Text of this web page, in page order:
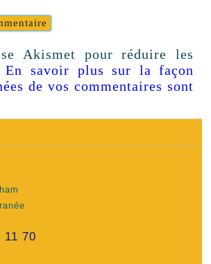
Akismet pour réduire les
En savoir plus sur la façon
de vos commentaires sont
11 70